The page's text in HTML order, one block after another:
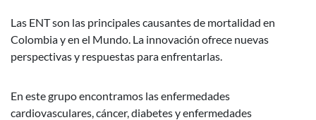
Las ENT son las principales causantes de mortalidad en
Colombia y en el Mundo. La innovación ofrece nuevas
perspectivas y respuestas para enfrentarlas.
En este grupo encontramos las enfermedades
cardiovasculares, cáncer, diabetes y enfermedades